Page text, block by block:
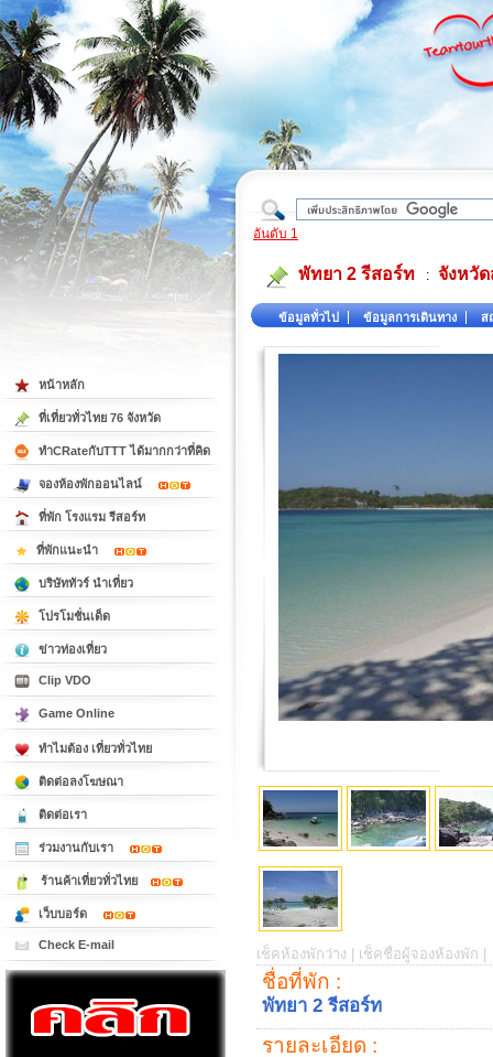
ต้
อันดับ 1
พัทยา 2 รีสอร์ท : จังหวั
ข้อมูลทั่วไป ข้อมูลการเดินทาง ส
เช็คห้องพักว่าง | เช็คชื่อผู้จองห้องพัก |
ชื่อที่พัก :
พัทยา 2 รีสอร์ท
รายละเอียด :
หน้าหลัก
ที่เที่ยวทั่วไทย 76 จังหวัด
ทำCRateกับTTT ได้มากกว่าที่คิด
จองห้องพักออนไลน์
ที่พัก โรงแรม รีสอร์ท
ที่พักแนะนำ
บริษัททัวร์ นำเที่ยว
โปรโมชั่นเด็ด
ข่าวท่องเที่ยว
Clip VDO
Game Online
ทำไมต้อง เที่ยวทั่วไทย
ติดต่อลงโฆษณา
ติดต่อเรา
ร่วมงานกับเรา
ร้านค้าเที่ยวทั่วไทย
เว็บบอร์ด
Check E-mail